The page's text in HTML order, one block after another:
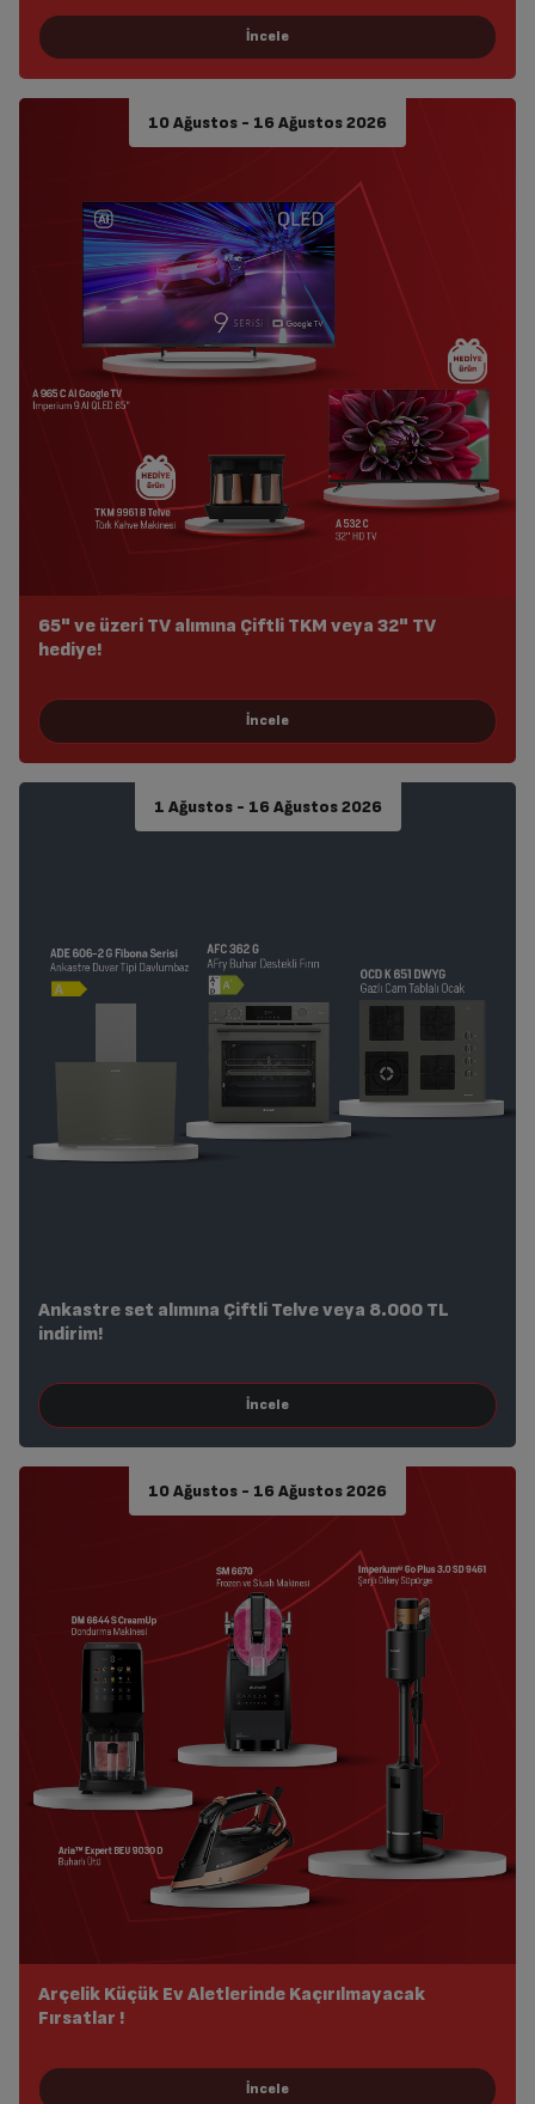
10 Ağustos - 16 Ağustos 2026
65" ve üzeri TV alımına Çiftli TKM veya 32" TV
hediye!
1 Ağustos - 16 Ağustos 2026
Ankastre set alımına Çiftli Telve veya 8.000 TL
indirim!
10 Ağustos - 16 Ağustos 2026
Arçelik Küçük Ev Aletlerinde Kaçırılmayacak
Fırsatlar !